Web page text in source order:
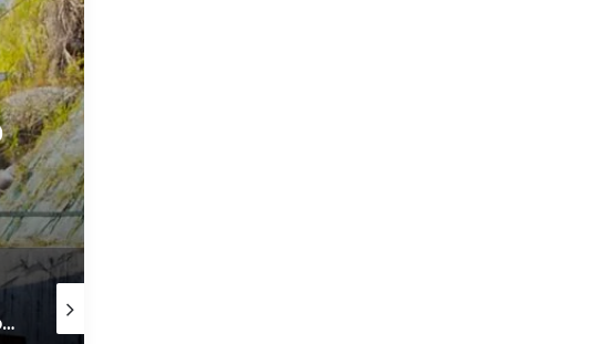
မလိခမြစ်ရေမြင့်တက်မှုကြောင့် နောင်ခိုင်ရွာတဝက်ခန့်ရေနစ်မြှပ်